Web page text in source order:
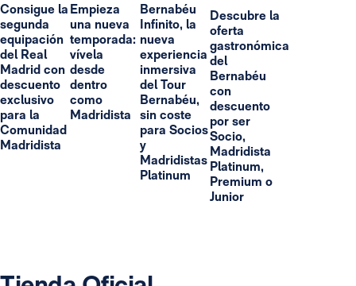
Consigue la
segunda
equipación
del Real
Madrid con
descuento
exclusivo
para la
Comunidad
Madridista
Empieza
una nueva
temporada:
vívela
desde
dentro
como
Madridista
Bernabéu
Infinito, la
nueva
experiencia
inmersiva
del Tour
Bernabéu,
sin coste
para Socios
y
Madridistas
Platinum
Descubre la
oferta
gastronómica
del
Bernabéu
con
descuento
por ser
Socio,
Madridista
Platinum,
Premium o
Junior